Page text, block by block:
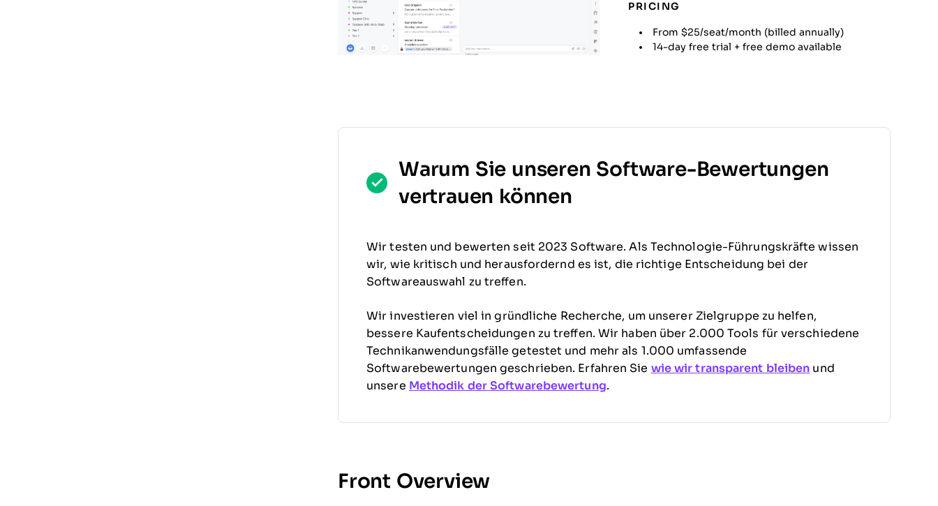
PRICING
From $25/seat/month (billed annually)
14-day free trial + free demo available
Warum Sie unseren Software-Bewertungen
vertrauen können
Wir testen und bewerten seit 2023 Software. Als Technologie-Führungskräfte wissen
wir, wie kritisch und herausfordernd es ist, die richtige Entscheidung bei der
Softwareauswahl zu treffen.
Wir investieren viel in gründliche Recherche, um unserer Zielgruppe zu helfen,
bessere Kaufentscheidungen zu treffen. Wir haben über 2.000 Tools für verschiedene
Technikanwendungsfälle getestet und mehr als 1.000 umfassende
Softwarebewertungen geschrieben. Erfahren Sie wie wir transparent bleiben und
unsere Methodik der Softwarebewertung.
Front Overview